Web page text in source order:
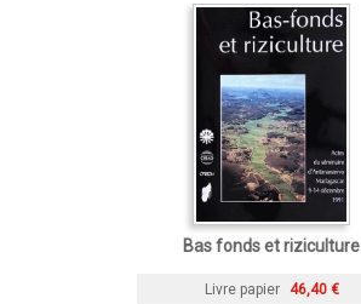
Bas fonds et riziculture
Livre papier 46,40 €